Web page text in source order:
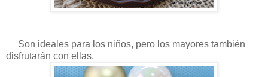
Son ideales para los niños, pero los mayores también
disfrutarán con ellas.